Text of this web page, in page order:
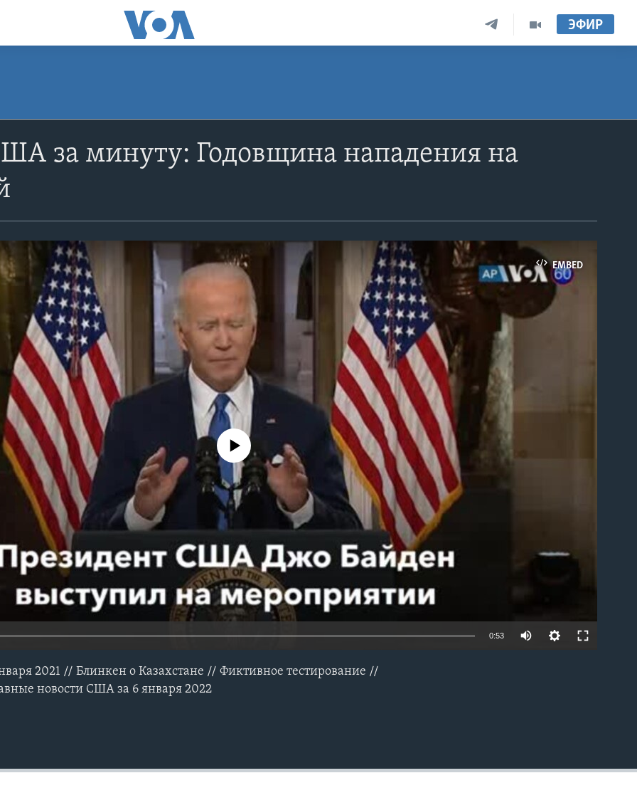
ЭФИР
за минуту: Годовщина нападения на
EMBED
No media source currently available
0:53
2021 // Блинкен о Казахстане // Фиктивное тестирование //
новости США за 6 января 2022